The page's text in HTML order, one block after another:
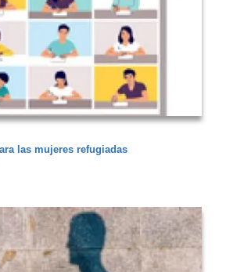
las mujeres refugiadas